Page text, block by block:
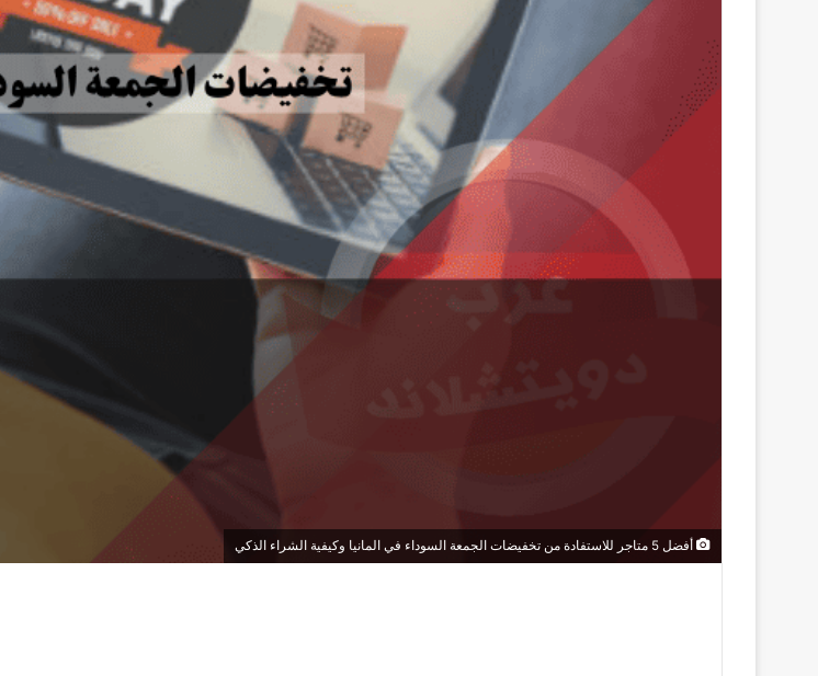
أفضل 5 متاجر للاستفادة من تخفيضات الجمعة السوداء في المانيا وكيفية الشراء الذكي